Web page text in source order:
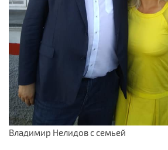
Владимир Нелидов с семьей